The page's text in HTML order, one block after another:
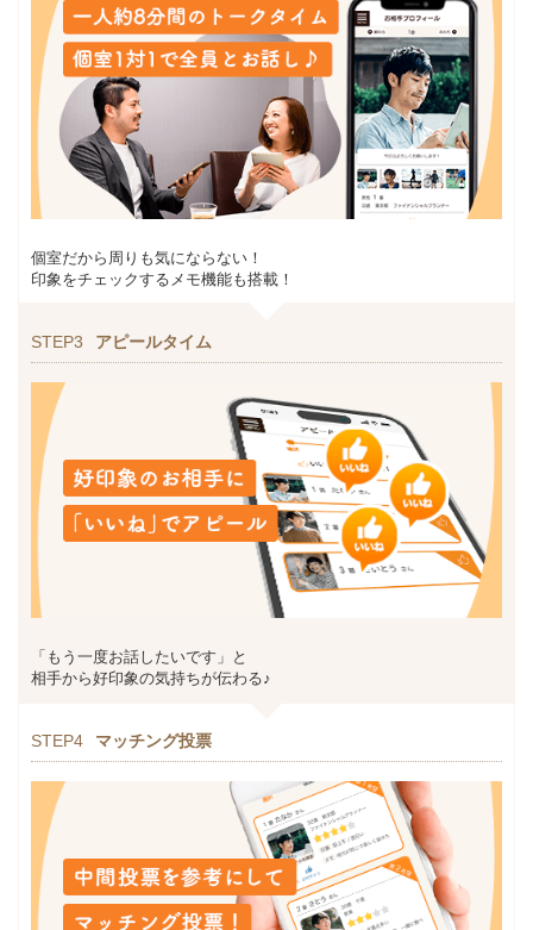
個室だから周りも気にならない！
印象をチェックするメモ機能も搭載！
STEP3 アピールタイム
「もう一度お話したいです」と
相手から好印象の気持ちが伝わる♪
STEP4 マッチング投票